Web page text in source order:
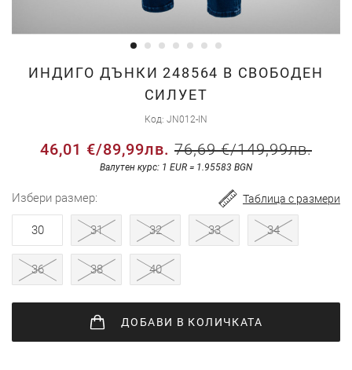
ИНДИГО ДЪНКИ 248564 В СВОБОДЕН
СИЛУЕТ
Код JN012-IN
46,01 €/89,99лв. 76,69 €/149,99лв.
Валутен курс: 1 EUR = 1.95583 BGN
избери размер
30 31 32 33 34
36 38 40
Таблица с размери
ДОБАВИ В КОЛИЧКАТА
Преминете
галерия